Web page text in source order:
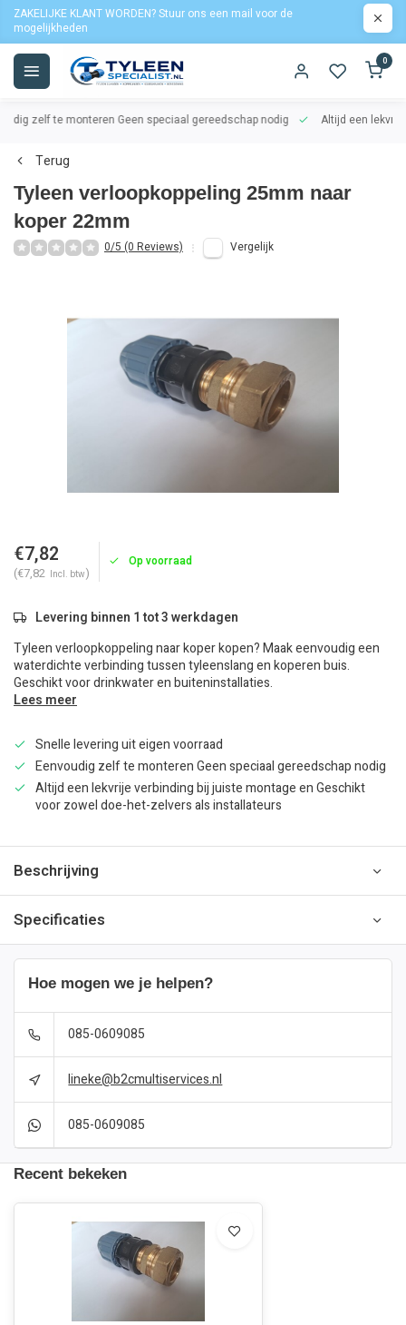
ZAKELIJKE KLANT WORDEN? Stuur ons een mail voor de
mogelijkheden
0
zelf te monteren Geen speciaal gereedschap nodig Altijd een
Terug
Tyleen verloopkoppeling 25mm naar
koper 22mm
0/5 (0 Reviews) Vergelijk
€7,82
(€7,82 Incl. btw)
Op voorraad
Levering binnen 1 tot 3 werkdagen
Tyleen verloopkoppeling naar koper kopen? Maak eenvoudig een
waterdichte verbinding tussen tyleenslang en koperen buis.
Geschikt voor drinkwater en buiteninstallaties.
Lees meer
Snelle levering uit eigen voorraad
Eenvoudig zelf te monteren Geen speciaal gereedschap nodig
Altijd een lekvrije verbinding bij juiste montage en Geschikt
voor zowel doe-het-zelvers als installateurs
Beschrijving
Specificaties
Hoe mogen we je helpen?
085-0609085
lineke@b2cmultiservices.nl
085-0609085
Recent bekeken